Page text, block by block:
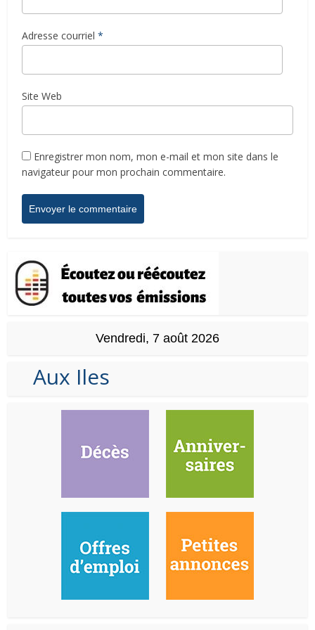
Adresse courriel *
Site Web
Enregistrer mon nom, mon e-mail et mon site dans le
navigateur pour mon prochain commentaire.
Vendredi, 7 août 2026
Aux Iles